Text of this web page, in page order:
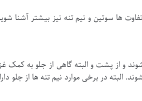
ها سوتین و نیم تنه نیز بیشتر آشنا
و از پشت و البته گاهی از جلو به کمک
شوند. البته در برخی موارد نیم تنه ها از